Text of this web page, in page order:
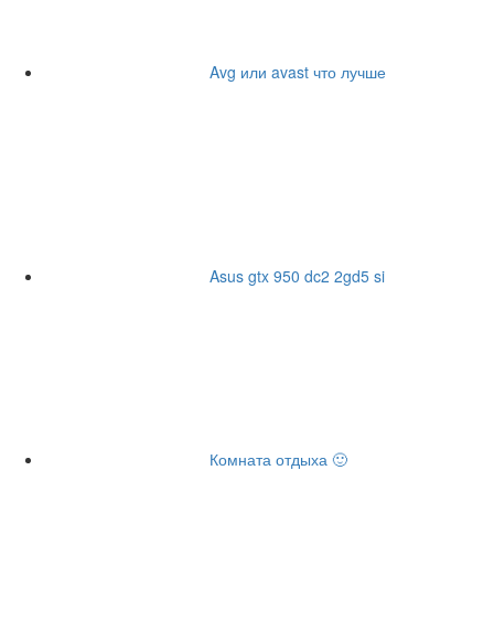
Avg или avast что лучше
Asus gtx 950 dc2 2gd5 si
Комната отдыха 🙂